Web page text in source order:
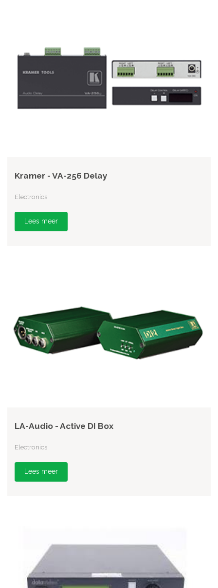
Kramer - VA-256 Delay
Electronics
Lees meer
LA-Audio - Active DI Box
Electronics
Lees meer